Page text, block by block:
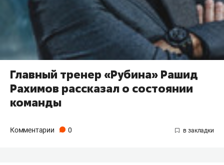
Главный тренер «Рубина» Рашид
Рахимов рассказал о состоянии
команды
Комментарии 0